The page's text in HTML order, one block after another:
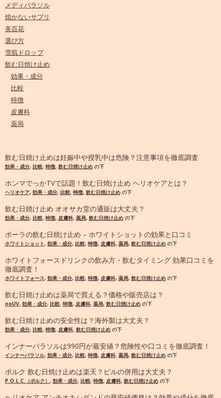
メディパラソル
焼かないサプリ
美百花
選び方
雪肌ドロップ
飲む日焼け止め
効果・成分
比較
特徴
皮膚科
薬局
飲む日焼け止めは妊娠中や授乳中は危険？注意事項を徹底調査
効果・成分, 比較, 特徴, 飲む日焼け止め の下
ホンマでっかTVで話題！飲む日焼け止め ヘリオケアとは？
ヘリオケア, 効果・成分, 比較, 特徴, 飲む日焼け止め の下
飲む日焼け止め オオサカ堂の通販は大丈夫？
効果・成分, 比較, 特徴, 皮膚科, 薬局, 飲む日焼け止め の下
ポーラの飲む日焼け止め – ホワイトショットの効果と口コミ
ホワイトショット, 効果・成分, 比較, 特徴, 皮膚科, 薬局, 飲む日焼け止め の下
ホワイトフォースドリンクの飲み方・飲むタイミング 効果口コミを
徹底調査！
ホワイトフォース, 効果・成分, 比較, 特徴, 皮膚科, 薬局, 飲む日焼け止め の下
飲む日焼け止めは薬局で買える？価格や販売店は？
noUV, 効果・成分, 比較, 特徴, 皮膚科, 薬局, 飲む日焼け止め の下
飲む日焼け止めの安全性は？海外製は大丈夫？
効果・成分, 比較, 特徴, 皮膚科, 飲む日焼け止め の下
インナーパラソルは990円が最安値？危険性や口コミを徹底調査！
インナーパラソル, 効果・成分, 比較, 特徴, 皮膚科, 薬局, 飲む日焼け止め の下
ポルク 飲む日焼け止めは楽天？ピルの併用は大丈夫？
P.O.L.C.（ポルク） , 効果・成分, 比較, 特徴, 皮膚科, 飲む日焼け止め の下